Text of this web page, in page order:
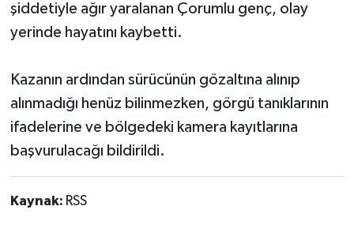
şiddetiyle ağır yaralanan Çorumlu genç, olay
yerinde hayatını kaybetti.
Kazanın ardından sürücünün gözaltına alınıp
alınmadığı henüz bilinmezken, görgü tanıklarının
ifadelerine ve bölgedeki kamera kayıtlarına
başvurulacağı bildirildi.
Kaynak: RSS